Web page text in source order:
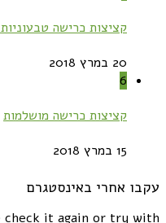
קציצות כרישה
20 במרץ 2018
6
קציצות כרישה מושלמות
15 במרץ 2018
עקבו אחרי באינסטגרם
check it again or try with